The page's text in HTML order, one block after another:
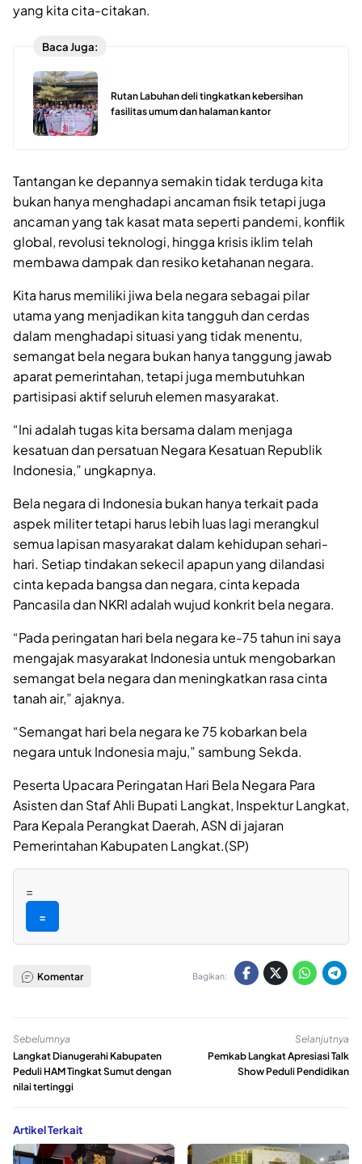
yang kita cita-citakan.
Baca Juga:
Rutan Labuhan deli tingkatkan kebersihan
fasilitas umum dan halaman kantor
Tantangan ke depannya semakin tidak terduga kita
bukan hanya menghadapi ancaman fisik tetapi juga
ancaman yang tak kasat mata seperti pandemi, konflik
global, revolusi teknologi, hingga krisis iklim telah
membawa dampak dan resiko ketahanan negara.
Kita harus memiliki jiwa bela negara sebagai pilar
utama yang menjadikan kita tangguh dan cerdas
dalam menghadapi situasi yang tidak menentu,
semangat bela negara bukan hanya tanggung jawab
aparat pemerintahan, tetapi juga membutuhkan
partisipasi aktif seluruh elemen masyarakat.
“Ini adalah tugas kita bersama dalam menjaga
kesatuan dan persatuan Negara Kesatuan Republik
Indonesia,” ungkapnya.
Bela negara di Indonesia bukan hanya terkait pada
aspek militer tetapi harus lebih luas lagi merangkul
semua lapisan masyarakat dalam kehidupan sehari-
hari. Setiap tindakan sekecil apapun yang dilandasi
cinta kepada bangsa dan negara, cinta kepada
Pancasila dan NKRI adalah wujud konkrit bela negara.
“Pada peringatan hari bela negara ke-75 tahun ini saya
mengajak masyarakat Indonesia untuk mengobarkan
semangat bela negara dan meningkatkan rasa cinta
tanah air,” ajaknya.
“Semangat hari bela negara ke 75 kobarkan bela
negara untuk Indonesia maju,” sambung Sekda.
Peserta Upacara Peringatan Hari Bela Negara Para
Asisten dan Staf Ahli Bupati Langkat, Inspektur Langkat,
Para Kepala Perangkat Daerah, ASN di jajaran
Pemerintahan Kabupaten Langkat.(SP)
=
=
Komentar Bagikan:
Sebelumnya
Langkat Dianugerahi Kabupaten
Peduli HAM Tingkat Sumut dengan
nilai tertinggi
Selanjutnya
Pemkab Langkat Apresiasi Talk
Show Peduli Pendidikan
Artikel Terkait